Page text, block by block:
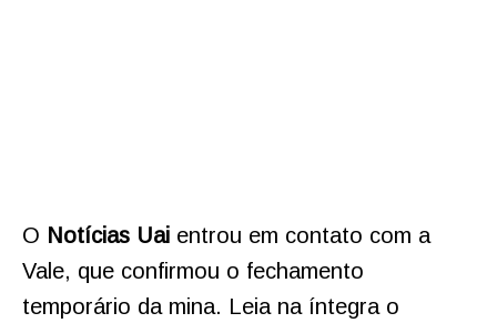
O Notícias Uai entrou em contato com a
Vale, que confirmou o fechamento
temporário da mina. Leia na íntegra o